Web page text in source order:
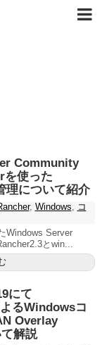
Community
を使った
理について紹介
, Windows, コ
Windows Server
とwin...
にて
るWindowsコ
Overlay
解説